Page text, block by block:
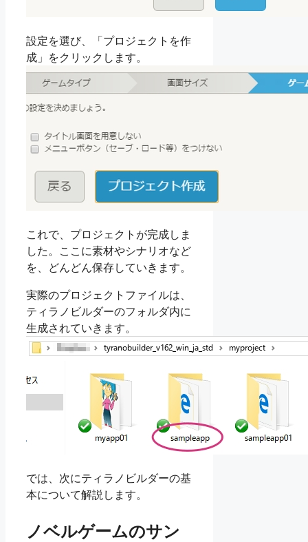
設定を選び、「プロジェクトを作
成」をクリックします。
これで、プロジェクトが完成しま
した。ここに素材やシナリオなど
を、どんどん保存していきます。
実際のプロジェクトファイルは、
ティラノビルダーのフォルダ内に
生成されていきます。
では、次にティラノビルダーの基
本について解説します。
ノベルゲームのサン